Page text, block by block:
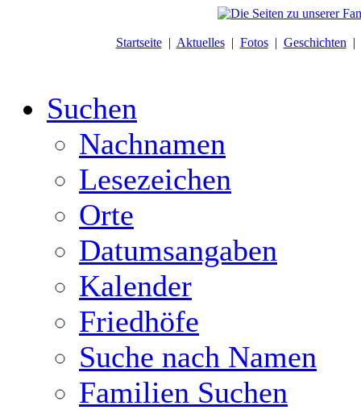
Startseite| Aktuelles| Fotos| Geschichten |
Suchen
Nachnamen
Lesezeichen
Orte
Datumsangaben
Kalender
Friedhöfe
Suche nach Namen
Familien Suchen